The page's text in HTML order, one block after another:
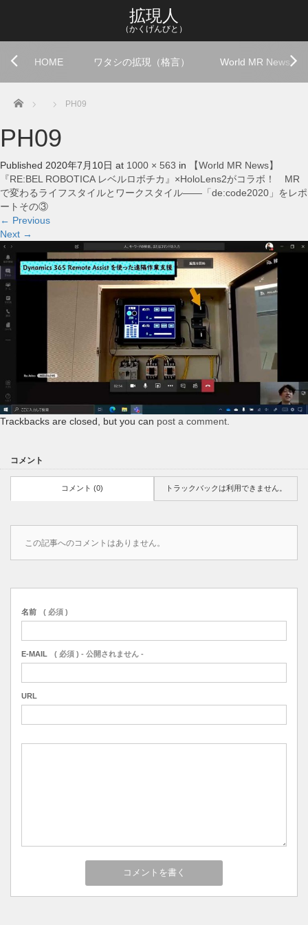
拡現人
（かくげんびと）
HOME ワタシの拡現（格言） World MR News
Home PH09
PH09
Published 2020年7月10日 at 1000 × 563 in
【World MR News】
『RE:BEL ROBOTICA レベルロボチカ』×HoloLens2がコラボ！ MR
で変わるライフスタイルとワークスタイル――「de:code2020」をレポ
ートその③
← Previous
Next →
Trackbacks are closed, but you can post a comment
コメント
コメント (0) トラックバックは利用できません。
この記事へのコメントはありません。
名前 ( 必須 )
E-MAIL ( 必須 ) - 公開されません -
URL